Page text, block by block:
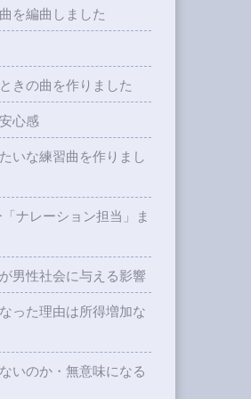
を編曲しました
きの曲を作りました
心感
いな練習曲を作りまし
ナレーション担当」ま
男性社会に与える影響
った理由は所得増加な
いのか・無意味になる